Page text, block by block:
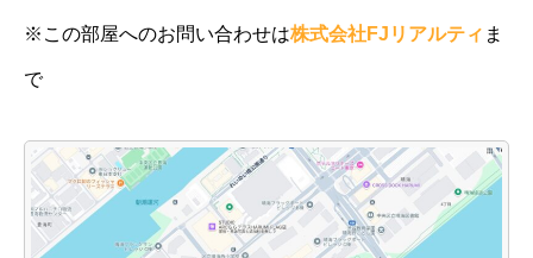
※この部屋へのお問い合わせは株式会社FJリアルティ ま
で